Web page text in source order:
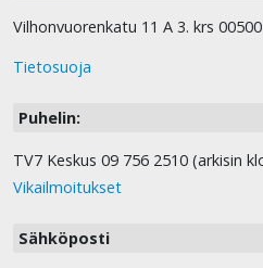
Vilhonvuorenkatu 11 A 3. krs
Tietosuoja
Puhelin:
TV7 Keskus 09 756 2510 (arkisin
Vikailmoitukset
Sähköposti